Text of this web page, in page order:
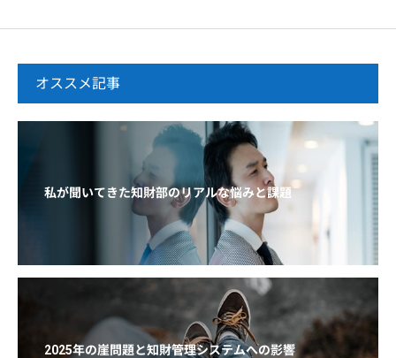
オススメ記事
私が聞いてきた知財部のリアルな悩みと課題
2025年の崖問題と知財管理システムへの影響